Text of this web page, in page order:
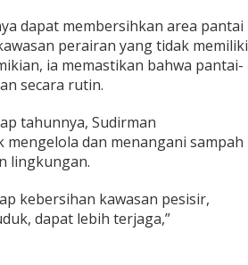
dapat membersihkan area pantai
perairan yang tidak memiliki
ia memastikan bahwa pantai-
secara rutin.
tahunnya, Sudirman
dan menangani sampah
lingkungan.
kebersihan kawasan pesisir,
dapat lebih terjaga,”